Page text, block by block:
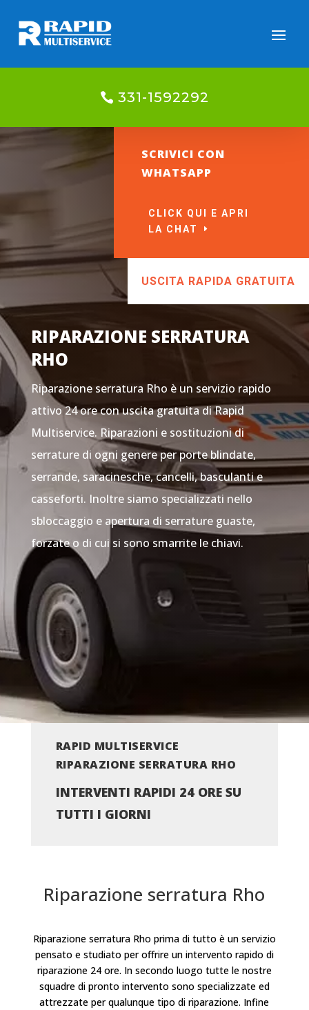
331-1592292
SCRIVICI CON
WHATSAPP
CLICK QUI E APRI
LA CHAT
USCITA RAPIDA GRATUITA
RIPARAZIONE SERRATURA
RHO
Riparazione serratura Rho è un servizio rapido
attivo 24 ore con uscita gratuita di Rapid
Multiservice. Riparazioni e sostituzioni di
serrature di ogni genere per porte blindate,
serrande, saracinesche, cancelli, basculanti e
casseforti. Inoltre siamo specializzati nello
sbloccaggio e apertura di serrature guaste,
forzate o di cui si sono smarrite le chiavi.
RAPID MULTISERVICE
RIPARAZIONE SERRATURA RHO
INTERVENTI RAPIDI 24 ORE SU
TUTTI I GIORNI
Riparazione serratura Rho
Riparazione serratura Rho prima di tutto è un servizio
pensato e studiato per offrire un intervento rapido di
riparazione 24 ore. In secondo luogo tutte le nostre
squadre di pronto intervento sono specializzate ed
attrezzate per qualunque tipo di riparazione. Infine